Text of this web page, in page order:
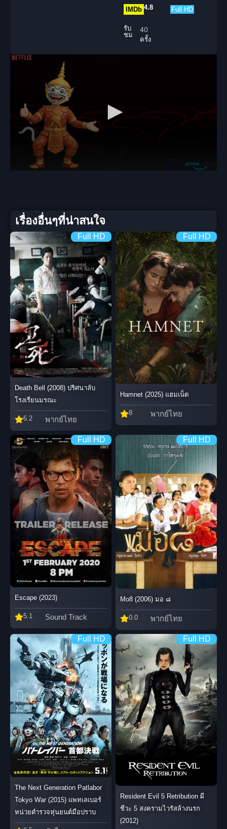
IMDb 4.8 Full HD
รับ
ชม
40
ครั้ง
เรื่องอื่นๆที่น่าสนใจ
Full HD
Death Bell (2008) ปริศนาลับ
โรงเรียนมรณะ
6.2 พากย์ไทย
Full HD
Hamnet (2025) แฮมเน็ต
8 พากย์ไทย
Full HD
Escape (2023)
5.1 Sound Track
Full HD
Mo8 (2006) มอ ๘
0.0 พากย์ไทย
Full HD
The Next Generation Patlabor
Tokyo War (2015) แพทเลเบอร์
หน่วยตำรวจหุ่นยนต์มือปราบ
Full HD
Resident Evil 5 Retribution ผี
ชีวะ 5 สงครามไวรัสล้างนรก
(2012)